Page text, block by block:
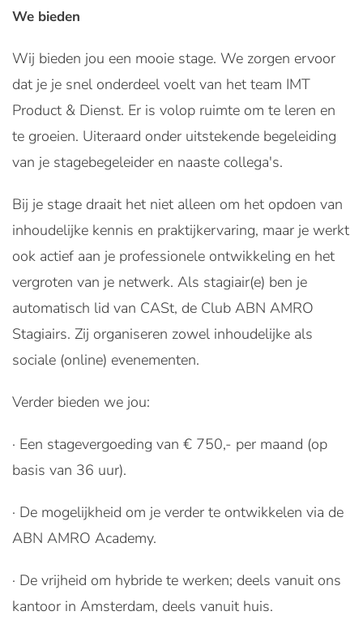
We bieden
Wij bieden jou een mooie stage. We zorgen ervoor
dat je je snel onderdeel voelt van het team IMT
Product & Dienst. Er is volop ruimte om te leren en
te groeien. Uiteraard onder uitstekende begeleiding
van je stagebegeleider en naaste collega's.
Bij je stage draait het niet alleen om het opdoen van
inhoudelijke kennis en praktijkervaring, maar je werkt
ook actief aan je professionele ontwikkeling en het
vergroten van je netwerk. Als stagiair(e) ben je
automatisch lid van CASt, de Club ABN AMRO
Stagiairs. Zij organiseren zowel inhoudelijke als
sociale (online) evenementen.
Verder bieden we jou:
· Een stagevergoeding van € 750,- per maand (op
basis van 36 uur).
· De mogelijkheid om je verder te ontwikkelen via de
ABN AMRO Academy.
· De vrijheid om hybride te werken; deels vanuit ons
kantoor in Amsterdam, deels vanuit huis.